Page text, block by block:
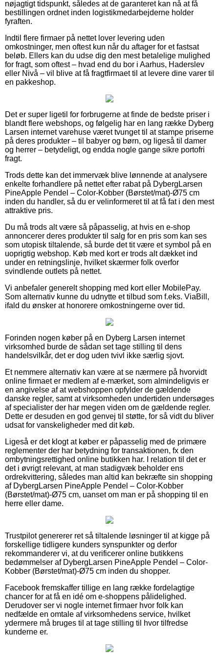
nøjagtigt tidspunkt, således at de garanteret kan nå at få
bestillingen ordnet inden logistikmedarbejderne holder
fyraften.
Indtil flere firmaer på nettet lover levering uden
omkostninger, men oftest kun når du aftager for et fastsat
beløb. Ellers kan du udse dig den mest betalelige mulighed
for fragt, som oftest – hvad end du bor i Aarhus, Haderslev
eller Nivå – vil blive at få fragtfirmaet til at levere dine varer til
en pakkeshop.
Det er super ligetil for forbrugerne at finde de bedste priser i
blandt flere webshops, og følgelig har en lang række Dyberg
Larsen internet varehuse været tvunget til at stampe priserne
på deres produkter – til babyer og børn, og ligeså til damer
og herrer – betydeligt, og endda nogle gange sikre portofri
fragt.
Trods dette kan det immervæk blive lønnende at analysere
enkelte forhandlere på nettet efter rabat på DybergLarsen
PineApple Pendel – Color-Kobber (Børstet/mat)-Ø75 cm
inden du handler, så du er velinformeret til at få fat i den mest
attraktive pris.
Du må trods alt være så påpasselig, at hvis en e-shop
annoncerer deres produkter til salg for en pris som kan ses
som utopisk tiltalende, så burde det tit være et symbol på en
uoprigtig webshop. Køb med kort er trods alt dækket ind
under en retningslinje, hvilket skærmer folk overfor
svindlende outlets på nettet.
Vi anbefaler generelt shopping med kort eller MobilePay.
Som alternativ kunne du udnytte et tilbud som f.eks. ViaBill,
ifald du ønsker at honorere omkostningerne over tid.
Forinden nogen køber på en Dyberg Larsen internet
virksomhed burde de sådan set tage stilling til dens
handelsvilkår, det er dog uden tvivl ikke særlig sjovt.
Et nemmere alternativ kan være at se nærmere på hvorvidt
online firmaet er medlem af e-mærket, som almindeligvis er
en angivelse af at webshoppen opfylder de gældende
danske regler, samt at virksomheden undertiden undersøges
af specialister der har megen viden om de gældende regler.
Dette er desuden en god genvej til støtte, for så vidt du bliver
udsat for vanskeligheder med dit køb.
Ligeså er det klogt at køber er påpasselig med de primære
reglementer der har betydning for transaktionen, fx den
ombytningsrettighed online butikken har. I relation til det er
det i øvrigt relevant, at man stadigvæk beholder ens
ordrekvittering, således man altid kan bekræfte sin shopping
af DybergLarsen PineApple Pendel – Color-Kobber
(Børstet/mat)-Ø75 cm, uanset om man er på shopping til en
herre eller dame.
Trustpilot genererer ret så tiltalende løsninger til at kigge på
forskellige tidligere kunders synspunkter og derfor
rekommanderer vi, at du verificerer online butikkens
bedømmelser af DybergLarsen PineApple Pendel – Color-
Kobber (Børstet/mat)-Ø75 cm inden du shopper.
Facebook fremskaffer tillige en lang række fordelagtige
chancer for at få en idé om e-shoppens pålidelighed.
Derudover ser vi nogle internet firmaer hvor folk kan
nedfælde en omtale af virksomhedens service, hvilket
ydermere må bruges til at tage stilling til hvor tilfredse
kunderne er.